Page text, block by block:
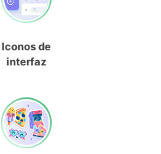
Iconos de
interfaz